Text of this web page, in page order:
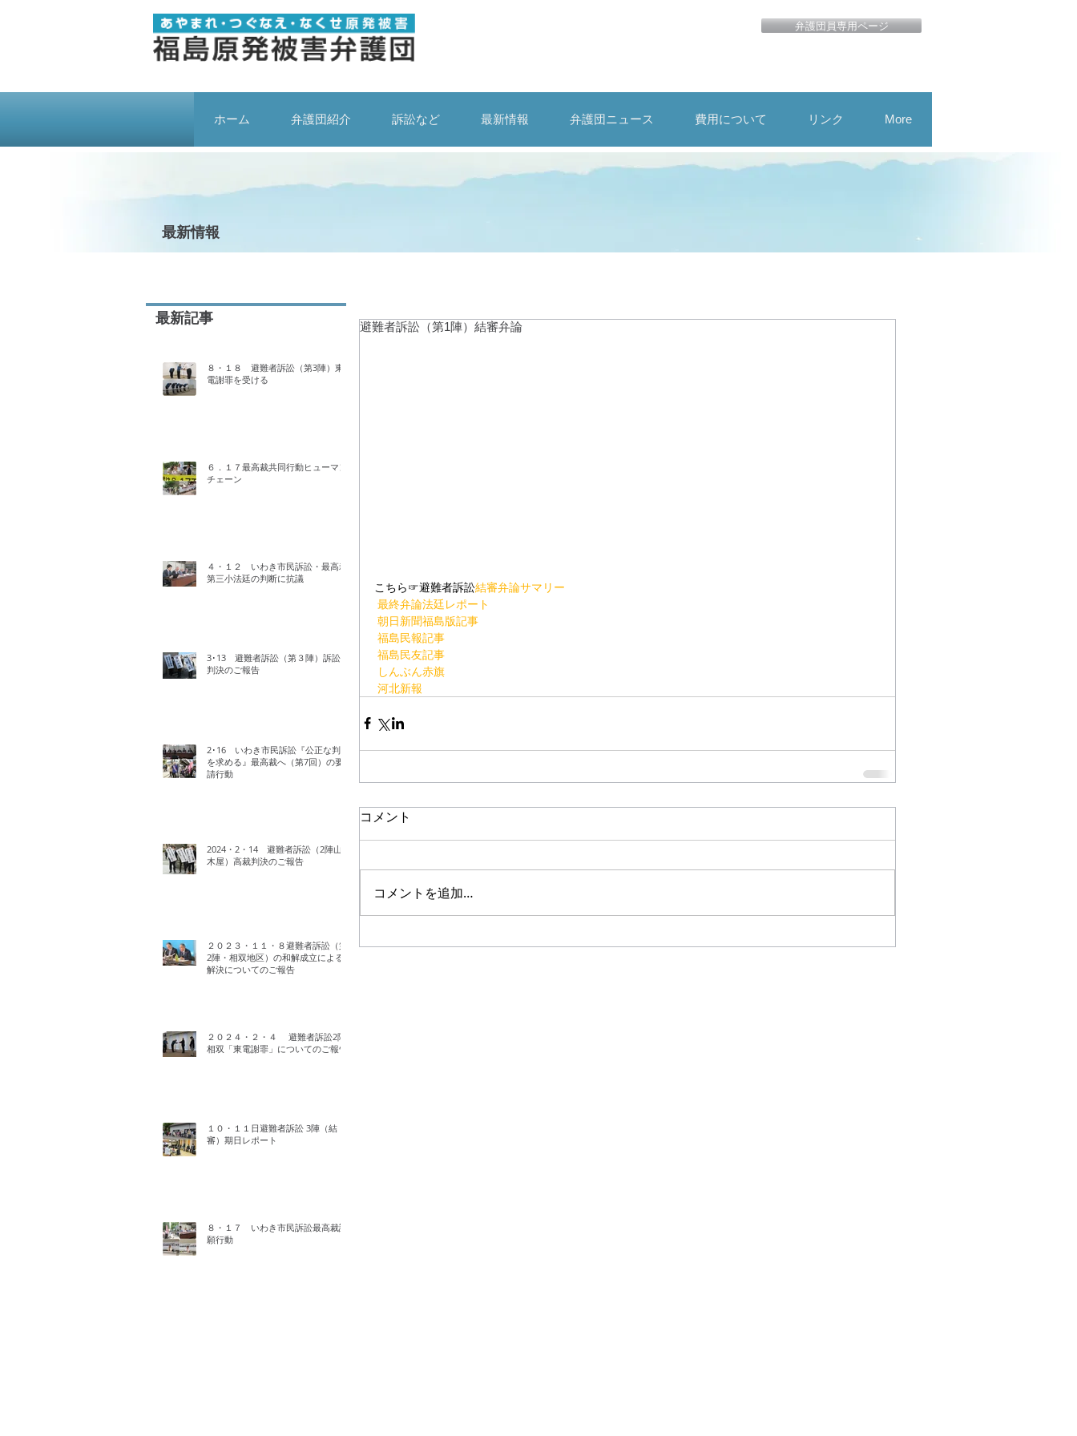
弁護団員専用ページ
ホーム 弁護団紹介 訴訟など 最新情報 弁護団ニュース 費用について リンク More
最新情報
避難者訴訟（第1陣）結審弁論
こちら☞避難者訴訟結審弁論サマリー
最終弁論法廷レポート
朝日新聞福島版記事
福島民報記事
福島民友記事
しんぶん赤旗
河北新報
コメント
コメントを追加…
最新記事
８・１８ 避難者訴訟（第3陣）東
電謝罪を受ける
６．１７最高裁共同行動ヒューマン
チェーン
４・１２ いわき市民訴訟・最高裁
第三小法廷の判断に抗議
3･13 避難者訴訟（第３陣）訴訟
判決のご報告
2･16 いわき市民訴訟『公正な判決
を求める』最高裁へ（第7回）の要
請行動
2024・2・14 避難者訴訟（2陣山
木屋）高裁判決のご報告
２０２３・１１・８避難者訴訟（第
2陣・相双地区）の和解成立による
解決についてのご報告
２０２４・２・４ 避難者訴訟2陣
相双「東電謝罪」についてのご報告
１０・１１日避難者訴訟 3陣（結
審）期日レポート
８・１７ いわき市民訴訟最高裁請
願行動